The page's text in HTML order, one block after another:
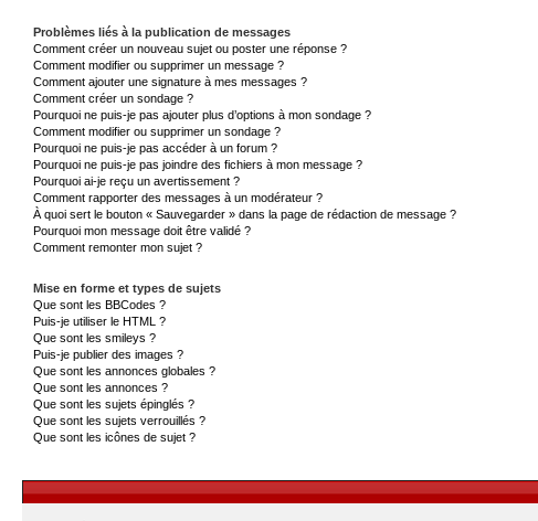
Problèmes liés à la publication de messages
Comment créer un nouveau sujet ou poster une réponse ?
Comment modifier ou supprimer un message ?
Comment ajouter une signature à mes messages ?
Comment créer un sondage ?
Pourquoi ne puis-je pas ajouter plus d’options à mon sondage ?
Comment modifier ou supprimer un sondage ?
Pourquoi ne puis-je pas accéder à un forum ?
Pourquoi ne puis-je pas joindre des fichiers à mon message ?
Pourquoi ai-je reçu un avertissement ?
Comment rapporter des messages à un modérateur ?
À quoi sert le bouton « Sauvegarder » dans la page de rédaction de message ?
Pourquoi mon message doit être validé ?
Comment remonter mon sujet ?
Mise en forme et types de sujets
Que sont les BBCodes ?
Puis-je utiliser le HTML ?
Que sont les smileys ?
Puis-je publier des images ?
Que sont les annonces globales ?
Que sont les annonces ?
Que sont les sujets épinglés ?
Que sont les sujets verrouillés ?
Que sont les icônes de sujet ?